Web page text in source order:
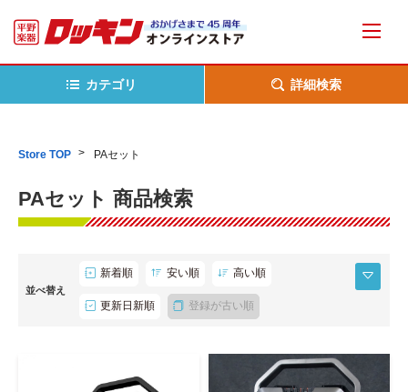
カテゴリ 詳細検索
Store TOP PAセット
PAセット 商品検索
並べ替え
新着順 安い順 高い順
更新日新順 登録が古い順